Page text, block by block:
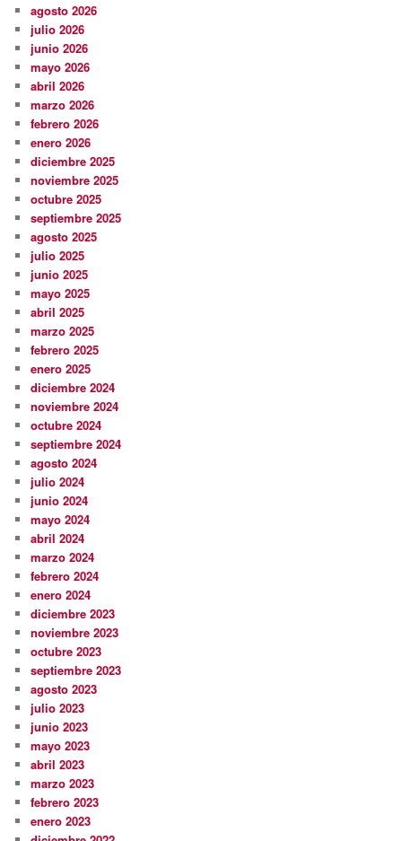
agosto 2026
julio 2026
junio 2026
mayo 2026
abril 2026
marzo 2026
febrero 2026
enero 2026
diciembre 2025
noviembre 2025
octubre 2025
septiembre 2025
agosto 2025
julio 2025
junio 2025
mayo 2025
abril 2025
marzo 2025
febrero 2025
enero 2025
diciembre 2024
noviembre 2024
octubre 2024
septiembre 2024
agosto 2024
julio 2024
junio 2024
mayo 2024
abril 2024
marzo 2024
febrero 2024
enero 2024
diciembre 2023
noviembre 2023
octubre 2023
septiembre 2023
agosto 2023
julio 2023
junio 2023
mayo 2023
abril 2023
marzo 2023
febrero 2023
enero 2023